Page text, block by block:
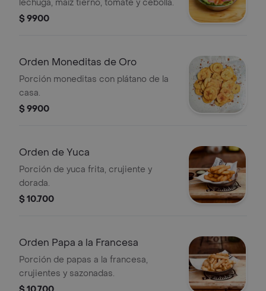
lechuga, maíz tierno, tomate y cebolla.
$ 9900
Orden Moneditas de Oro
Porción moneditas con plátano de la
casa.
$ 9900
Orden de Yuca
Porción de yuca frita, crujiente y
dorada.
$ 10.700
Orden Papa a la Francesa
Porción de papas a la francesa,
crujientes y sazonadas.